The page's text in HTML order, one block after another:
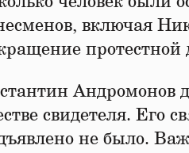
включая
протестной
Андромонов
свидетеля. Его
не было.